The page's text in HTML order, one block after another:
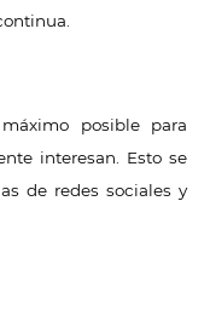
posible para
interesan. Esto se
de redes sociales y